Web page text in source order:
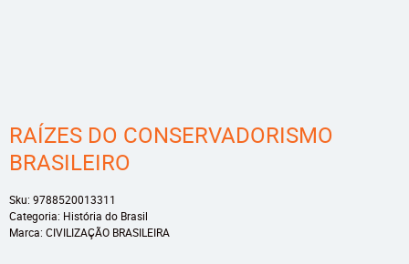
RAÍZES DO CONSERVADORISMO
BRASILEIRO
Sku: 9788520013311
Categoria: História do Brasil
Marca: CIVILIZAÇÃO BRASILEIRA